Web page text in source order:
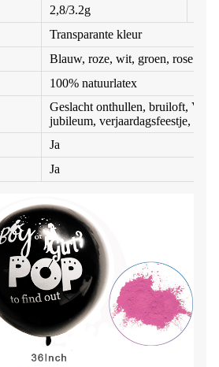
2,8/3.2g
Transparante kleur
Blauw, roze, wit, groen, rose
100% natuurlatex
Geslacht onthullen, bruiloft,
jubileum, verjaardagsfeestje, enz.
Ja
Ja